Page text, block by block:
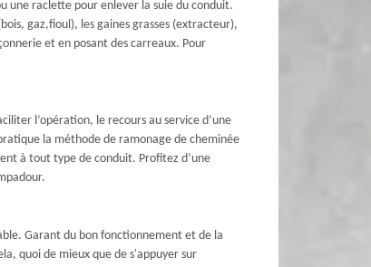
une raclette pour enlever la suie du conduit.
gaz,fioul), les gaines grasses (extracteur),
et en posant des carreaux. Pour
l’opération, le recours au service d’une
la méthode de ramonage de cheminée
à tout type de conduit. Profitez d’une
Garant du bon fonctionnement et de la
quoi de mieux que de s'appuyer sur